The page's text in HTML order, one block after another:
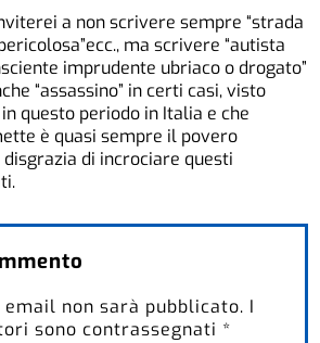
a non scrivere sempre “strada
ma scrivere “autista
imprudente ubriaco o drogato”
“assassino” in certi casi, visto
questo periodo in Italia e che
è quasi sempre il povero
di incrociare questi
non sarà pubblicato. I
sono contrassegnati *